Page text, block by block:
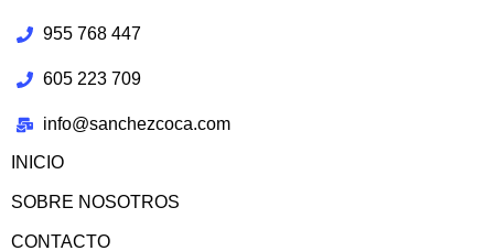
955 768 447
605 223 709
info@sanchezcoca.com
INICIO
SOBRE NOSOTROS
CONTACTO